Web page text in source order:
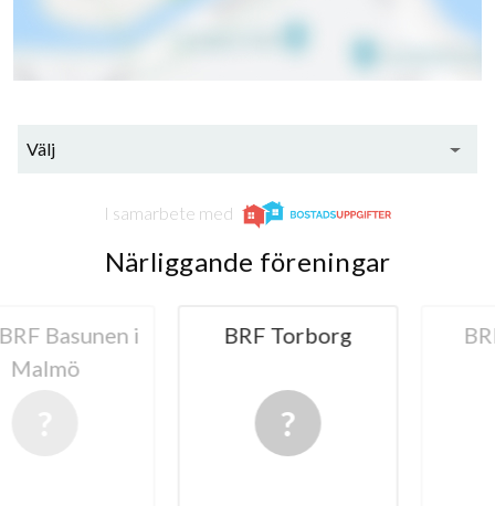
Välj
I samarbete med
Närliggande föreningar
i
BRF Torborg BRF